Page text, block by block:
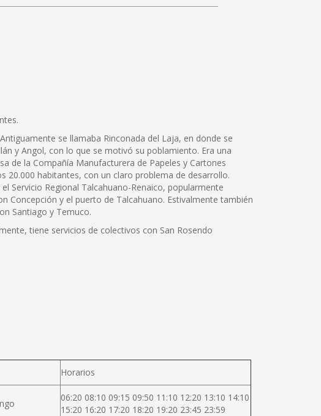
se llamaba Rinconada del Laja, en donde se
y Angol, con lo que se motivó su poblamiento. Era una
de la Compañía Manufacturera de Papeles y Cartones
20.000 habitantes, con un claro problema de desarrollo.
Servicio Regional Talcahuano-Renaico, popularmente
Concepción y el puerto de Talcahuano. Estivalmente también
Santiago y Temuco.
tiene servicios de colectivos con San Rosendo
Horarios
06:20 08:10 09:15 09:50 11:10 12:20 13:10 14:10
15:20 16:20 17:20 18:20 19:20 23:45 23:59